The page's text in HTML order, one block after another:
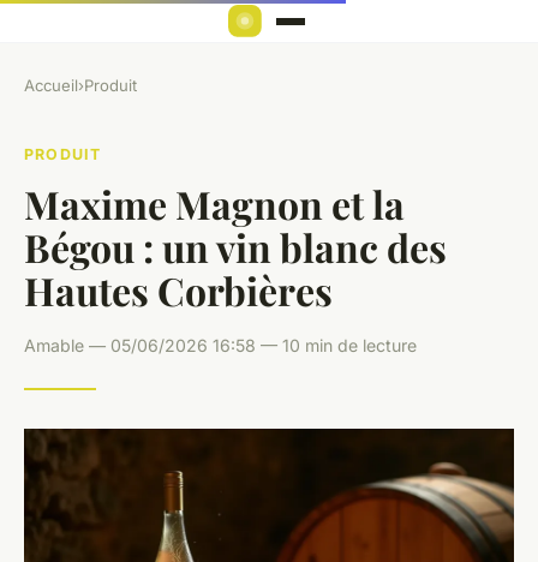
Accueil›Produit
PRODUIT
Maxime Magnon et la
Bégou : un vin blanc des
Hautes Corbières
Amable — 05/06/2026 16:58 — 10 min de lecture